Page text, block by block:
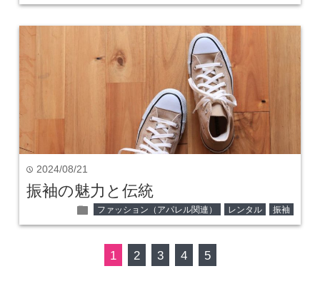
time 2024/08/21
振袖の魅力と伝統
folder ファッション（アパレル関連） レンタル 振袖
1 2 3 4 5